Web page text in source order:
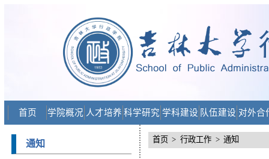
首页 学院概况 人才培养 科学研究 学科建设 队伍建设 对外合
通知 首页 > 行政工作 > 通知